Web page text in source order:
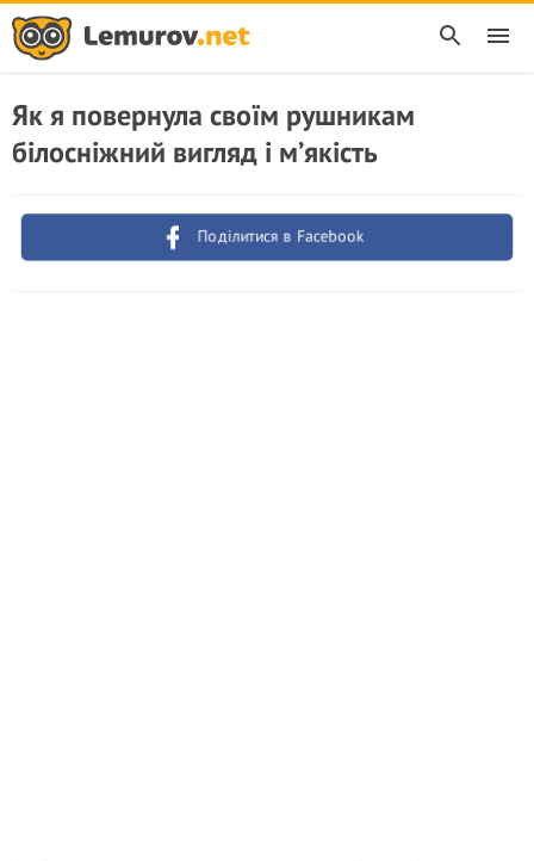
Як я повернула своїм рушникам
білосніжний вигляд і м’якість
Поділитися в Facebook